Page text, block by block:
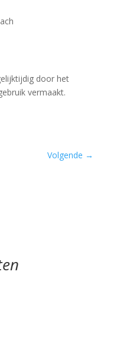
door het
vermaakt.
Volgende →